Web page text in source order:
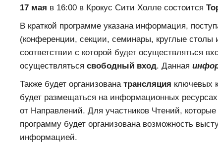
17 мая в 16:00 в Крокус Сити Холле состоится
В краткой программе указана информация,
(конференции, секции, семинары, круглые столы
соответствии с которой будет осуществляться
осуществляться свободный вход. Данная
Также будет организована трансляция ключевых
будет размещаться на информационных
от Направлений. Для участников Чтений,
программу будет организована возможность
информацией.